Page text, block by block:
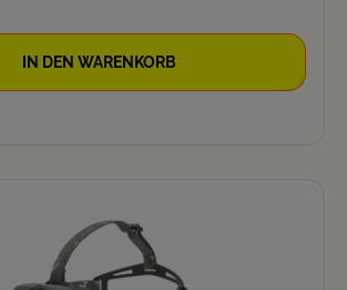
IN DEN WARENKORB